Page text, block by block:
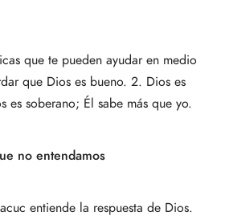
que te pueden ayudar en medio
que Dios es bueno. 2. Dios es
es soberano; Él sabe más que yo.
no entendamos
entiende la respuesta de Dios.